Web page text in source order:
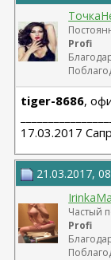
Profi
tiger-8686,
17.03.2017
21.03.2017,
Частый
Profi